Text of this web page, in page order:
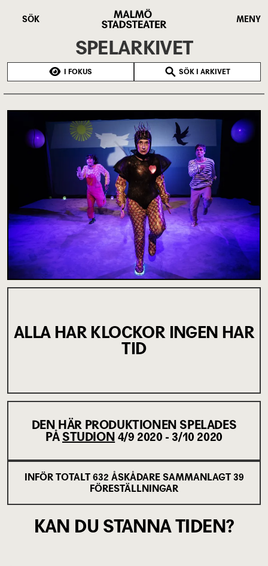
SÖK
Stadsteater
MENY
SPELARKIVET
I FOKUS SÖK I ARKIVET
ALLA HAR KLOCKOR INGEN HAR
TID
DEN HÄR PRODUKTIONEN SPELADES
PÅ STUDION 4/9 2020 - 3/10 2020
INFÖR TOTALT 632 ÅSKÅDARE SAMMANLAGT 39
FÖRESTÄLLNINGAR
KAN DU STANNA TIDEN?